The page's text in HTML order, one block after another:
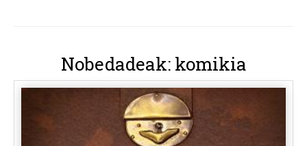
Nobedadeak: komikia